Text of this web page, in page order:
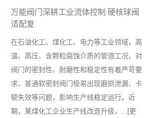
万能阀门深耕工业流体控制 硬核球阀
适配复
在石油化工、煤化工、电力等工业领域，高
温、高压、含颗粒腐蚀介质的管道工况，对
阀门的密封性、耐磨性和稳定性有着严苛要
求，普通软密封阀门极易出现磨损泄漏、卡
顿失效等问题，影响生产线稳定运行。近
期，某煤化工企业生产线改造升级，...[更